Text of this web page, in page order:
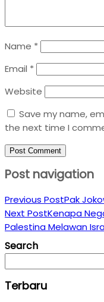
Name *
Email *
Website
Save my name,
the next time I
Post navigation
Previous PostPak
Next PostKenapa
Palestina Melawan
Search
Terbaru